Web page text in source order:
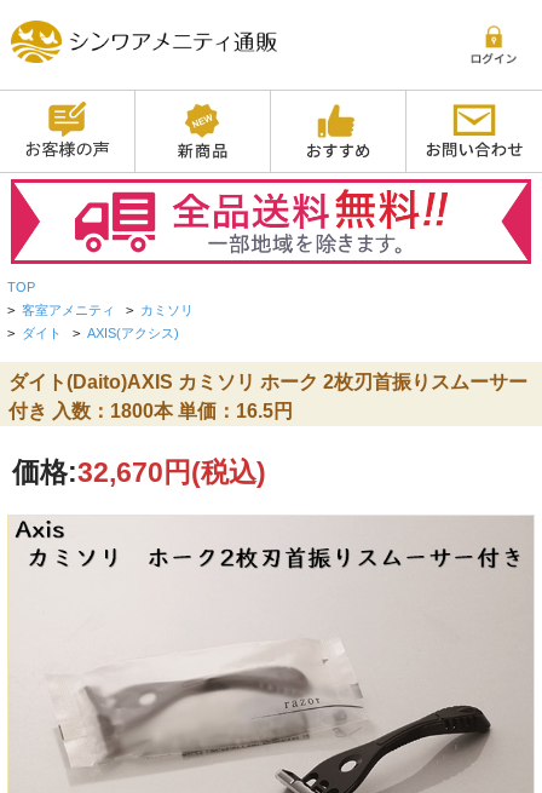
TOP
> 客室アメニティ > カミソリ
> ダイト > AXIS(アクシス)
ダイト(Daito)AXIS カミソリ ホーク 2枚刃首振りスムーサー
付き 入数：1800本 単価：16.5円
価格:32,670円(税込)